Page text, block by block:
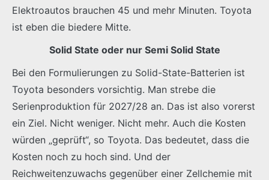
Elektroautos brauchen 45 und mehr Minuten. Toyota
ist eben die biedere Mitte.
Solid State oder nur Semi Solid State
Bei den Formulierungen zu Solid-State-Batterien ist
Toyota besonders vorsichtig. Man strebe die
Serienproduktion für 2027/28 an. Das ist also vorerst
ein Ziel. Nicht weniger. Nicht mehr. Auch die Kosten
würden „geprüft“, so Toyota. Das bedeutet, dass die
Kosten noch zu hoch sind. Und der
Reichweitenzuwachs gegenüber einer Zellchemie mit